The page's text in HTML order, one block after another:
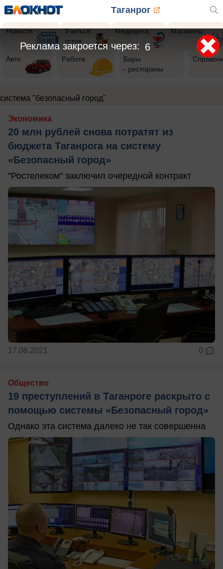
Таганрог
Новости
Учиться
готов
Медицина Магазины
Авто Работа
Бары
- рестораны
система "безопасный город"
Экономика
20 млн рублей снова потратят из
бюджета Таганрога на систему
«Безопасный город»
"Ростелеком" заключил очередной контракт
17.08.2021 0
Общество
19 преступлений в Таганроге раскрыто с
помощью системы «Безопасный город»
Однако эта система далеко не так совершенна
6
Реклама закроется через: